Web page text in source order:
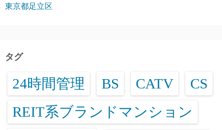
東京都足立区
タグ
24時間管理 BS CATV CS
REIT系ブランドマンション